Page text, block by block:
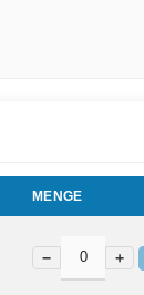
MENGE
− +